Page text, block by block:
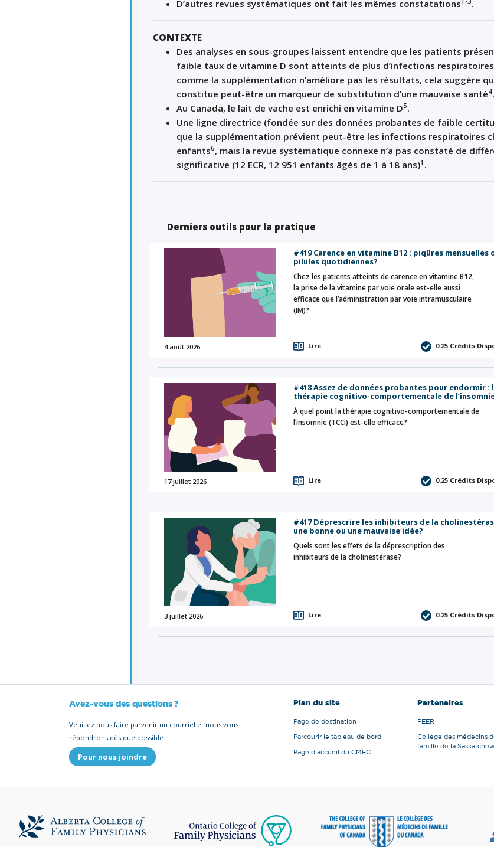
D’autres revues systématiques ont fait les mêmes constatations
.
CONTEXTE
Des analyses en sous-groupes laissent entendre que les patients
faible taux de vitamine D sont atteints de plus d’infections
comme la supplémentation n’améliore pas les résultats, cela suggère
constitue peut-être un marqueur de substitution d’une mauvaise santé4.
Au Canada, le lait de vache est enrichi en vitamine D5.
Une ligne directrice (fondée sur des données probantes de faible
que la supplémentation prévient peut-être les infections respiratoires
enfants6, mais la revue systématique connexe n’a pas constaté de
significative (12 ECR, 12 951 enfants âgés de 1 à 18 ans)1 .
Derniers outils pour la pratique
4 août 2026
#419 Carence en vitamine B12 : piqûres mensuelles
pilules quotidiennes?
Chez les patients atteints de carence en vitamine B12,
la prise de la vitamine par voie orale est-elle aussi
efficace que l’administration par voie intramusculaire
(IM)?
Lire 0.25 Crédits
17 juillet 2026
#418 Assez de données probantes pour endormir :
thérapie cognitivo-comportementale de
À quel point la thérapie cognitivo-comportementale de
l’insomnie (TCCi) est-elle efficace?
Lire 0.25 Crédits
3 juillet 2026
#417 Déprescrire les inhibiteurs de la
une bonne ou une mauvaise idée?
Quels sont les effets de la déprescription des
inhibiteurs de la cholinestérase?
Lire 0.25 Crédits
Avez-vous des questions ?
Veuillez nous faire parvenir un courriel et nous vous
répondrons dès que possible
Pour nous joindre
Plan du site
Page de destination
Parcourir le tableau de bord
Page d'accueil du CMFC
Partenaires
PEER
Collège des médecins
famille de la